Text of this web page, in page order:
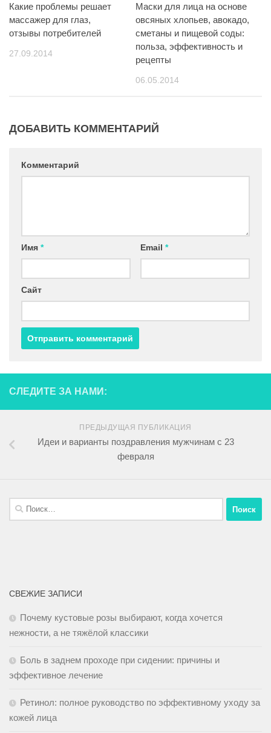
Какие проблемы решает
массажер для глаз,
отзывы потребителей
27.09.2014
Маски для лица на основе
овсяных хлопьев, авокадо,
сметаны и пищевой соды:
польза, эффективность и
рецепты
06.05.2014
ДОБАВИТЬ КОММЕНТАРИЙ
Комментарий
Имя * Email *
Сайт
СЛЕДИТЕ ЗА НАМИ:
ПРЕДЫДУЩАЯ ПУБЛИКАЦИЯ
Идеи и варианты поздравления мужчинам с 23
февраля
СВЕЖИЕ ЗАПИСИ
Почему кустовые розы выбирают, когда хочется
нежности, а не тяжёлой классики
Боль в заднем проходе при сидении: причины и
эффективное лечение
Ретинол: полное руководство по эффективному уходу за
кожей лица